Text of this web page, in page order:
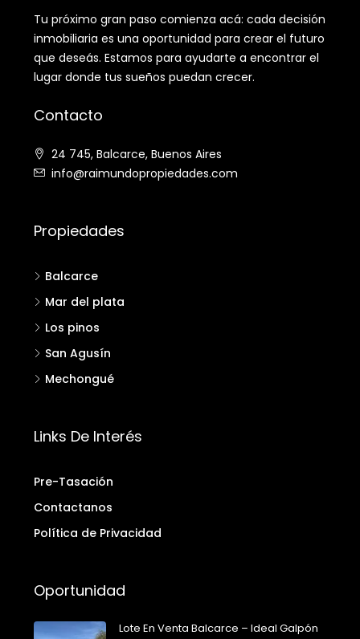
Tu próximo gran paso comienza acá: cada decisión
inmobiliaria es una oportunidad para crear el futuro
que deseás. Estamos para ayudarte a encontrar el
lugar donde tus sueños puedan crecer.
Contacto
24 745, Balcarce, Buenos Aires
info@raimundopropiedades.com
Propiedades
Balcarce
Mar del plata
Los pinos
San Agusín
Mechongué
Links De Interés
Pre-Tasación
Contactanos
Política de Privacidad
Oportunidad
Lote En Venta Balcarce – Ideal Galpón